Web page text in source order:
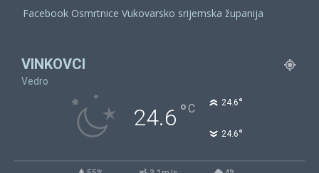
Facebook Osmrtnice Vukovarsko srijemska županija
VINKOVCI
Vedro
24.6 °C 24.6°
24.6°